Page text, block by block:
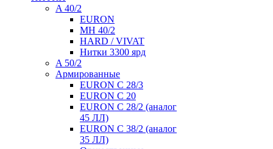
A 40/2
EURON
MH 40/2
HARD / VIVAT
Нитки 3300 ярд
A 50/2
Армированные
EURON C 28/3
EURON C 20
EURON C 28/2 (аналог
45 ЛЛ)
EURON C 38/2 (аналог
35 ЛЛ)